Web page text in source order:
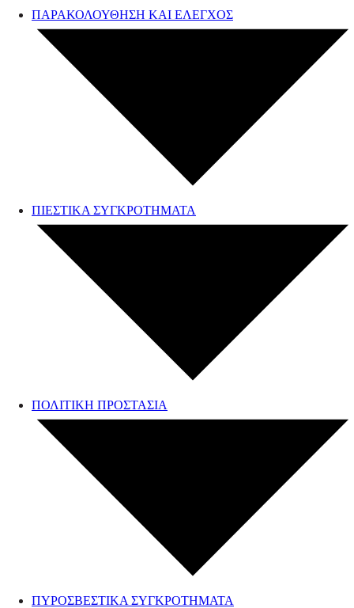
ΠΑΡΑΚΟΛΟΥΘΗΣΗ ΚΑΙ ΕΛΕΓΧΟΣ
ΠΙΕΣΤΙΚΑ ΣΥΓΚΡΟΤΗΜΑΤΑ
ΠΟΛΙΤΙΚΗ ΠΡΟΣΤΑΣΙΑ
ΠΥΡΟΣΒΕΣΤΙΚΑ ΣΥΓΚΡΟΤΗΜΑΤΑ